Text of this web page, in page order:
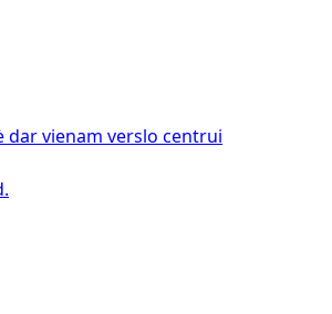
dar vienam verslo centrui